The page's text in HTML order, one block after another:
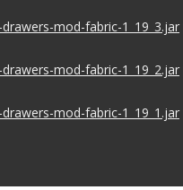
mod-fabric-1_19_3.jar
mod-fabric-1_19_2.jar
mod-fabric-1_19_1.jar